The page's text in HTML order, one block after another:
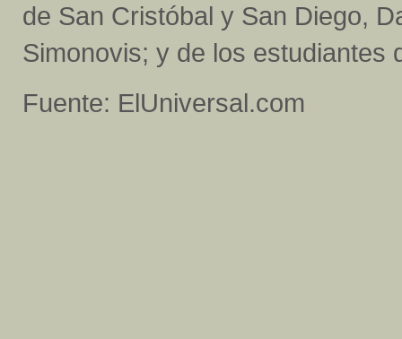
de San Cristóbal y San Diego,
Simonovis; y de los estudiantes
Fuente: ElUniversal.com